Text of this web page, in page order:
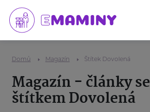
Domů Magazín Štítek Dovolená
Magazín - články se
štítkem Dovolená